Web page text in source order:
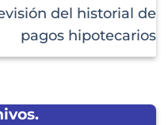
del historial de
pagos hipotecarios